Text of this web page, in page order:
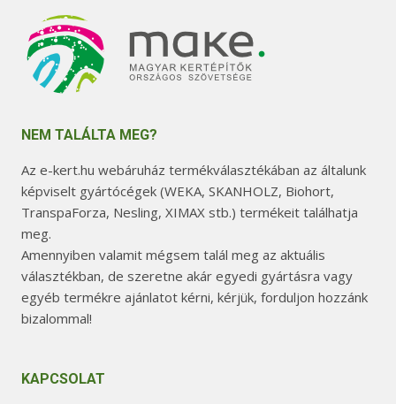
NEM TALÁLTA MEG?
Az e-kert.hu webáruház termékválasztékában az általunk
képviselt gyártócégek (WEKA, SKANHOLZ, Biohort,
TranspaForza, Nesling, XIMAX stb.) termékeit találhatja
meg.
Amennyiben valamit mégsem talál meg az aktuális
választékban, de szeretne akár egyedi gyártásra vagy
egyéb termékre ajánlatot kérni, kérjük, forduljon hozzánk
bizalommal!
KAPCSOLAT